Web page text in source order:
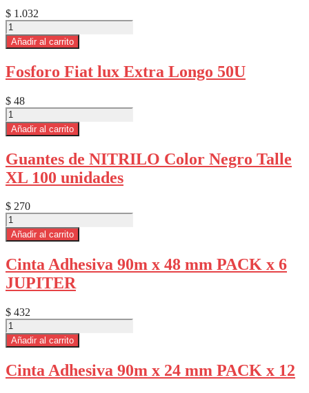
$ 1.032
Fosforo
Fiat
lux
Longo
Funda
x
24un
cantidad
Añadir al carrito
Fosforo Fiat lux Extra Longo 50U
$ 48
Fosforo
Fiat
lux
Longo
50U
cantidad
Añadir al carrito
Guantes de NITRILO Color Negro Talle
XL 100 unidades
$ 270
Guantes
de
NITRILO
Color
Negro
Talle
XL
100
unidades
cantidad
Añadir al carrito
Cinta Adhesiva 90m x 48 mm PACK x 6
JUPITER
$ 432
Cinta
Adhesiva
90m
48
Añadir al carrito
Cinta Adhesiva 90m x 24 mm PACK x 12